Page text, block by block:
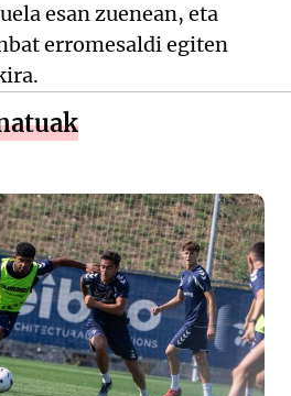
esan zuenean, eta
erromesaldi egiten